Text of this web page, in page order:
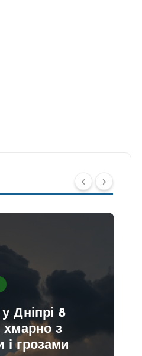
Дніпрі 8
хмарно з
грозами